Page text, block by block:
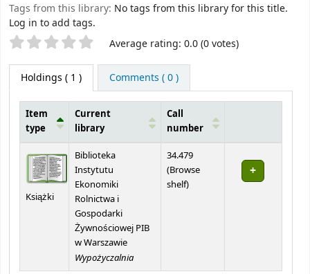
Tags from this library: No tags from this library for this title.
Log in to add tags.
Star ratings Average rating: 0.0 (0 votes)
Holdings ( 1 ) Comments ( 0 )
Item
type
Current
library
Call
number
Książki
Biblioteka
Instytutu
Ekonomiki
Rolnictwa i
Gospodarki
Żywnościowej PIB
w Warszawie
Wypożyczalnia
34.479
(Browse
shelf(Opens below)
)